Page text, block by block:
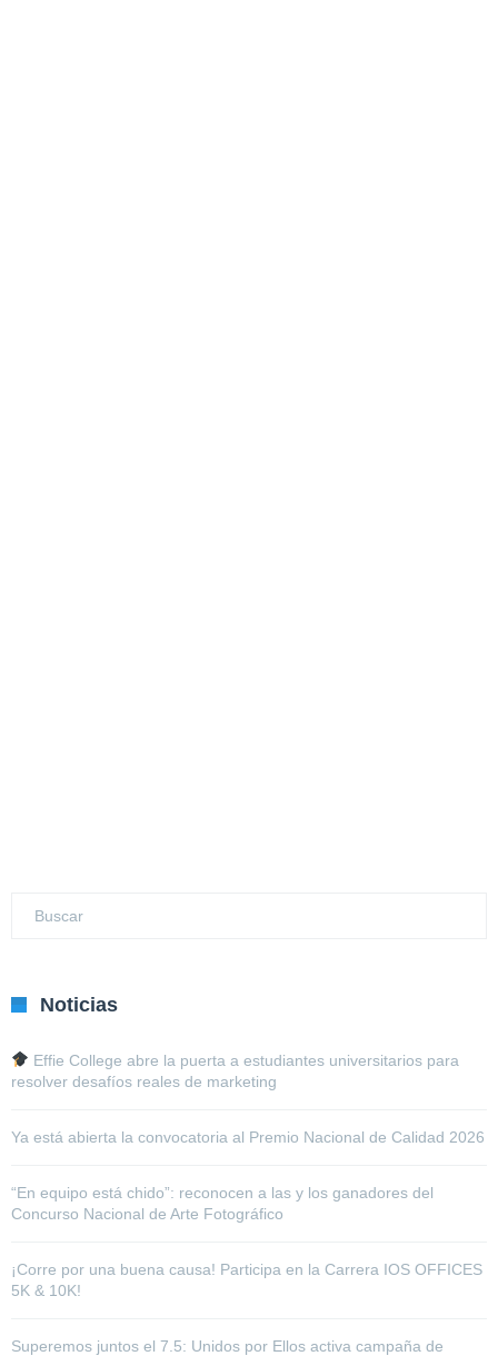
Noticias
Effie College abre la puerta a estudiantes universitarios para
resolver desafíos reales de marketing
Ya está abierta la convocatoria al Premio Nacional de Calidad 2026
“En equipo está chido”: reconocen a las y los ganadores del
Concurso Nacional de Arte Fotográfico
¡Corre por una buena causa! Participa en la Carrera IOS OFFICES
5K & 10K!
Superemos juntos el 7.5: Unidos por Ellos activa campaña de